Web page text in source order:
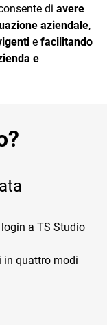
di avere
aziendale,
e facilitando
e
a TS Studio
in quattro modi